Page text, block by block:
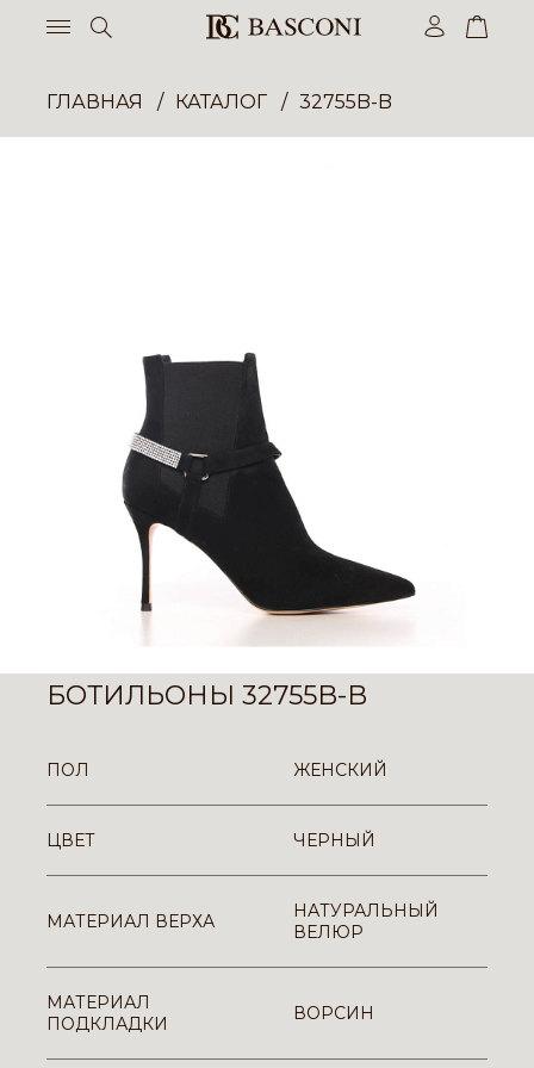
ГЛАВНАЯ КАТАЛОГ 32755B-B
БОТИЛЬОНЫ 32755B-B
ПОЛ ЖЕНСКИЙ
ЦВЕТ ЧЕРНЫЙ
МАТЕРИАЛ ВЕРХА
НАТУРАЛЬНЫЙ
ВЕЛЮР
МАТЕРИАЛ
ПОДКЛАДКИ
ВОРСИН